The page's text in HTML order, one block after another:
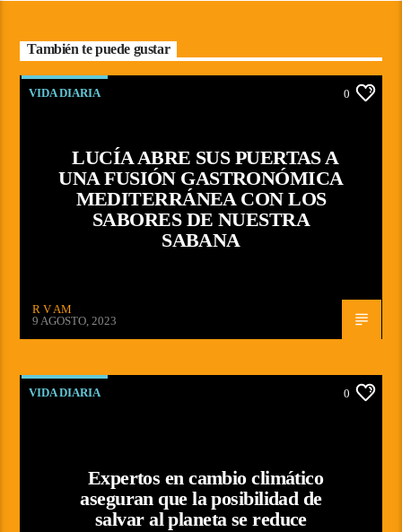
También te puede gustar
VIDA DIARIA 0
LUCÍA ABRE SUS PUERTAS A
UNA FUSIÓN GASTRONÓMICA
MEDITERRÁNEA CON LOS
SABORES DE NUESTRA
SABANA
R V AM
9 AGOSTO, 2023
VIDA DIARIA 0
Expertos en cambio climático
aseguran que la posibilidad de
salvar al planeta se reduce